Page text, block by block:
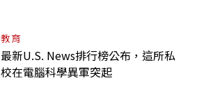
教育
最新U.S. News排行榜公布，這所私
校在電腦科學異軍突起